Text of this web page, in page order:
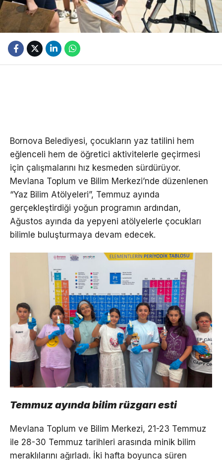
Bornova Belediyesi, çocukların yaz tatilini hem
eğlenceli hem de öğretici aktivitelerle geçirmesi
için çalışmalarını hız kesmeden sürdürüyor.
Mevlana Toplum ve Bilim Merkezi’nde düzenlenen
“Yaz Bilim Atölyeleri”, Temmuz ayında
gerçekleştirdiği yoğun programın ardından,
Ağustos ayında da yepyeni atölyelerle çocukları
bilimle buluşturmaya devam edecek.
Temmuz ayında bilim rüzgarı esti
Mevlana Toplum ve Bilim Merkezi, 21-23 Temmuz
ile 28-30 Temmuz tarihleri arasında minik bilim
meraklılarını ağırladı. İki hafta boyunca süren